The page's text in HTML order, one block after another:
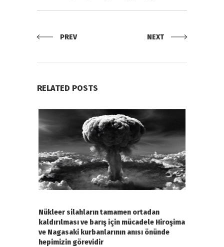
PREV NEXT
RELATED POSTS
Nükleer silahların tamamen ortadan
kaldırılması ve barış için mücadele Hiroşima
ve Nagasaki kurbanlarının anısı önünde
hepimizin görevidir